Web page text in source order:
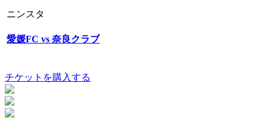
ニンスタ
愛媛FC vs 奈良クラブ
チケットを購入する